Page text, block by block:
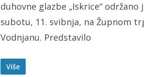
duhovne glazbe „Iskrice“ održano
subotu, 11. svibnja, na Župnom
Vodnjanu. Predstavilo
Više